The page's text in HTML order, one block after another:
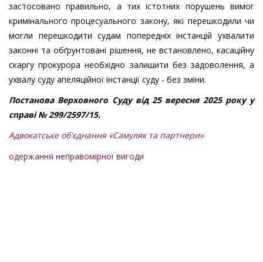
застосовано правильно, а тих істотних порушень вимог
кримінального процесуального закону, які перешкодили чи
могли перешкодити судам попередніх інстанцій ухвалити
законні та обґрунтовані рішення, не встановлено, касаційну
скаргу прокурора необхідно залишити без задоволення, а
ухвалу суду апеляційної інстанції суду - без зміни.
Постанова Верховного Суду від 25 вересня 2025 року у
справі № 299/2597/15.
Адвокатське об'єднання «Самуляк та партнери»
одержання неправомірної вигоди